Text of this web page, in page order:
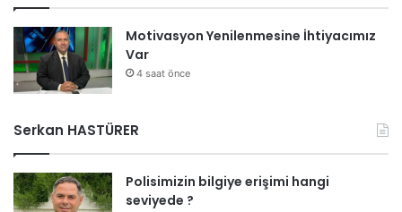
Motivasyon Yenilenmesine İhtiyacımız
Var
4 saat önce
Serkan HASTÜRER
Polisimizin bilgiye erişimi hangi
seviyede ?